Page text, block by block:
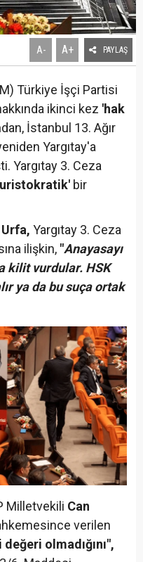
A- A+ PAYLAŞ
Türkiye İşçi Partisi
ikinci kez 'hak
İstanbul 13. Ağır
Yargıtay'a
Yargıtay 3. Ceza
bir
Yargıtay 3. Ceza
ilişkin, "Anayasayı
kilit vurdular. HSK
ya da bu suça ortak
Milletvekili Can
verilen
olmadığını",